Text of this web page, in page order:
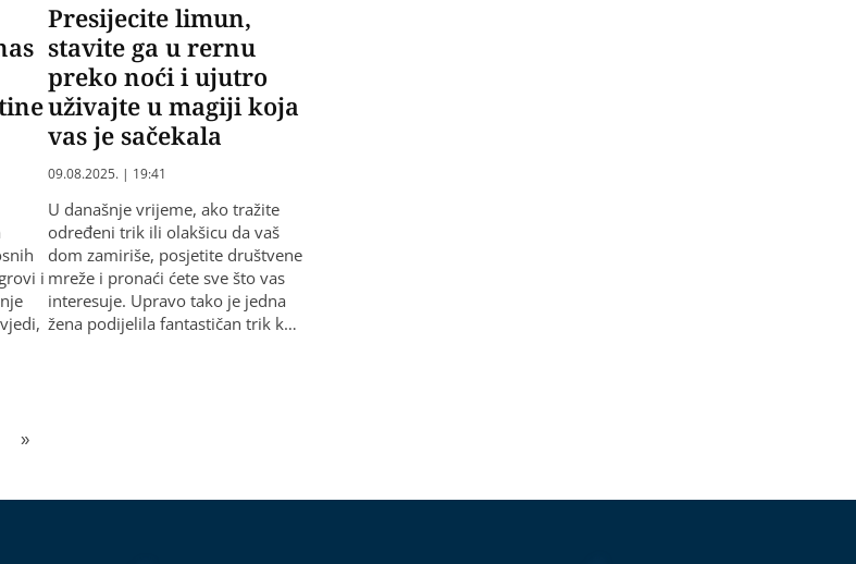
i
Presijecite limun,
stavite ga u rernu
preko noći i ujutro
uživajte u magiji koja
vas je sačekala
09.08.2025. | 19:41
U današnje vrijeme, ako tražite
određeni trik ili olakšicu da vaš
dom zamiriše, posjetite društvene
mreže i pronaći ćete sve što vas
interesuje. Upravo tako je jedna
žena podijelila fantastičan trik k…
»